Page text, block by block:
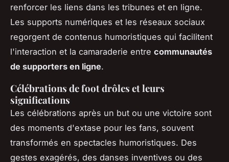
renforcer les liens dans les tribunes et en ligne.
Les supports numériques et les réseaux sociaux
regorgent de contenus humoristiques qui facilitent
l'interaction et la camaraderie entre communautés
de supporters en ligne.
Célébrations de foot drôles et leurs
significations
Les célébrations après un but ou une victoire sont
des moments d'extase pour les fans, souvent
transformés en spectacles humoristiques. Des
gestes exagérés, des danses inventives ou des